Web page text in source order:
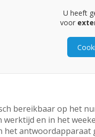
U heeft
voor
bereikbaar op het
werktijd en in het
het